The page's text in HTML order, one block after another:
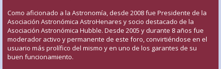
Como aficionado a la Astronomía, desde 2008 fue Presidente de la
Asociación Astronómica AstroHenares y socio destacado de la
Asociación Astronómica Hubble. Desde 2005 y durante 8 años fue
moderador activo y permanente de este foro, convirtiéndose en el
usuario más prolífico del mismo y en uno de los garantes de su
buen funcionamiento.